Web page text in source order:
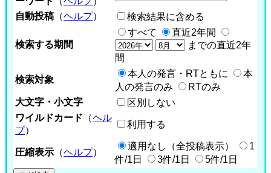
自動投稿 （ヘルプ） 検索結果に含める
検索する期間
すべて
直近2年間
までの直近2年
間
検索対象
本人の発言・RTともに
本
人の発言のみ
RTのみ
大文字・小文字
区別しない
ワイルドカード （ヘル
プ）
利用する
圧縮表示 （ヘルプ）
適用なし（全投稿表示）
1
件/1日
3件/1日 5件/1日